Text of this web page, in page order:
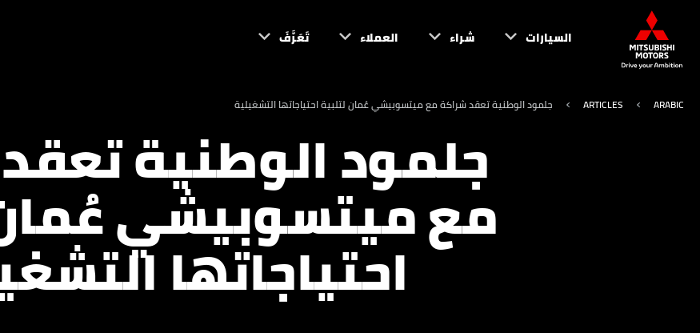
السيارات شراء العملاء تَعَرَّفَ
ARABIC
ARTICLES جلمود الوطنية تعقد شراكة مع ميتسوبيشي عُمان لتلبية احتياجاتها التشغيلية
جلمود الوطنية
مع ميتسوبيشي
احتياجاتها